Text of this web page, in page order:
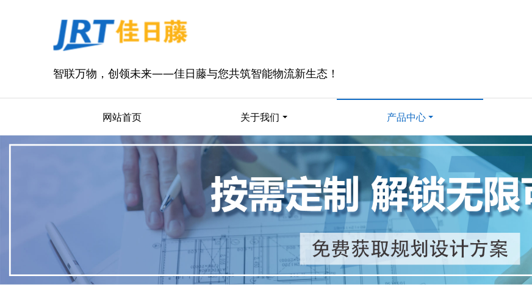
智联万物，创领未来——佳日藤与您共筑智能物流新生态！
网站首页 关于我们 产品中心